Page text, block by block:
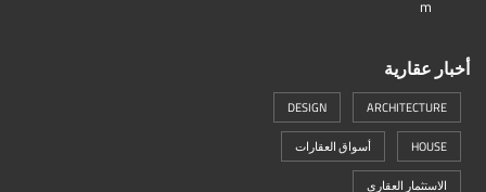
عقارية
ARCHITECTURE
DESIGN
أسواق العقارات
الاستثمار العقاري